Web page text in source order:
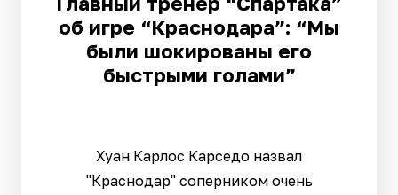
об игре “Краснодара”: “Мы
были шокированы его
быстрыми голами”
Хуан Карлос Карседо назвал
"Краснодар" соперником очень